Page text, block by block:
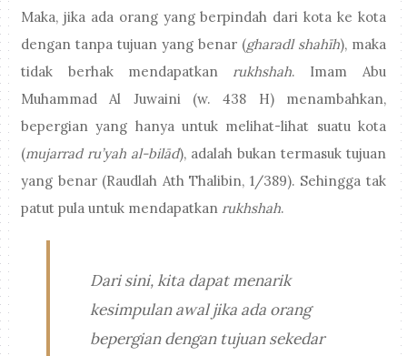
Maka, jika ada orang yang berpindah dari kota ke kota
dengan tanpa tujuan yang benar (gharadl shahīh), maka
tidak berhak mendapatkan rukhshah. Imam Abu
Muhammad Al Juwaini (w. 438 H) menambahkan,
bepergian yang hanya untuk melihat-lihat suatu kota
(mujarrad ru’yah al-bilād), adalah bukan termasuk tujuan
yang benar (Raudlah Ath Thalibin, 1/389). Sehingga tak
patut pula untuk mendapatkan rukhshah.
Dari sini, kita dapat menarik
kesimpulan awal jika ada orang
bepergian dengan tujuan sekedar